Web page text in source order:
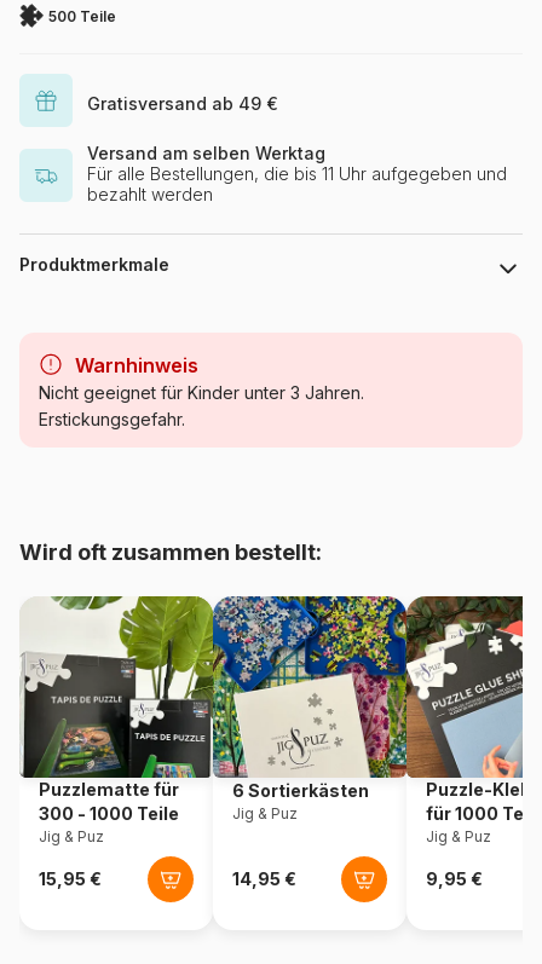
500 Teile
Gratisversand ab 49 €
Versand am selben Werktag
Für alle Bestellungen, die bis 11 Uhr aufgegeben und
bezahlt werden
Produktmerkmale
Kategorie Puzzle - Pferde
Artikelnummer Sunsout-36048
EAN 0796780360488
Teileanzahl 500 Teile
Maße 61 x 46 cm
Warnhinweis
Nicht geeignet für Kinder unter 3 Jahren.
Erstickungsgefahr.
Wird oft zusammen bestellt:
Puzzlematte für
300 - 1000 Teile
Jig & Puz
6 Sortierkästen
Jig & Puz
Puzzle-
für 1000
Jig & Puz